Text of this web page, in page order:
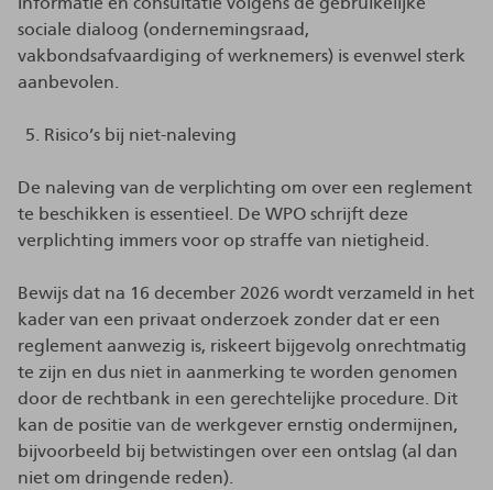
sociale dialoog (ondernemingsraad,
vakbondsafvaardiging of werknemers) is evenwel sterk
aanbevolen.
Risico’s bij niet-naleving
De naleving van de verplichting om over een reglement
te beschikken is essentieel. De WPO schrijft deze
verplichting immers voor op straffe van nietigheid.
Bewijs dat na 16 december 2026 wordt verzameld in het
kader van een privaat onderzoek zonder dat er een
reglement aanwezig is, riskeert bijgevolg onrechtmatig
te zijn en dus niet in aanmerking te worden genomen
door de rechtbank in een gerechtelijke procedure. Dit
kan de positie van de werkgever ernstig ondermijnen,
bijvoorbeeld bij betwistingen over een ontslag (al dan
niet om dringende reden).